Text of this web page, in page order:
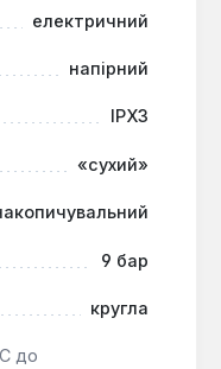
гаряче
стелею або в інших
електричний
напірний
IPX3
«сухий»
9 бар
кругла
до